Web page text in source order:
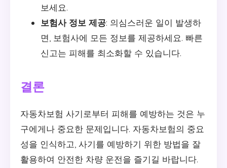
보세요.
보험사 정보 제공: 의심스러운 일이 발생하
면, 보험사에 모든 정보를 제공하세요. 빠른
신고는 피해를 최소화할 수 있습니다.
결론
자동차보험 사기로부터 피해를 예방하는 것은 누
구에게나 중요한 문제입니다. 자동차보험의 중요
성을 인식하고, 사기를 예방하기 위한 방법을 잘
활용하여 안전한 차량 운전을 즐기길 바랍니다.